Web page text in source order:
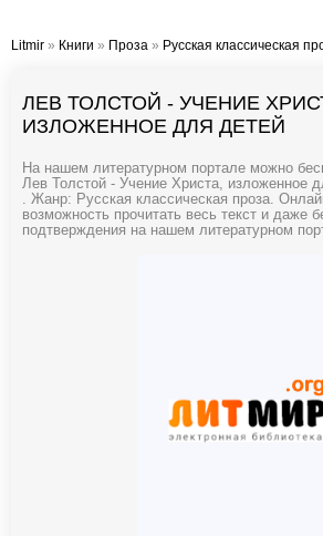
Litmir » Книги » Проза » Русская классическая
ЛЕВ ТОЛСТОЙ - УЧЕНИЕ
ИЗЛОЖЕННОЕ ДЛЯ ДЕТЕЙ
На нашем литературном портале можно
Лев Толстой - Учение Христа, изложенное
. Жанр: Русская классическая проза.
возможность прочитать весь текст и даже
подтверждения на нашем литературном